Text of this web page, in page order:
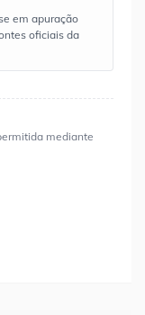
em apuração
oficiais da
mediante